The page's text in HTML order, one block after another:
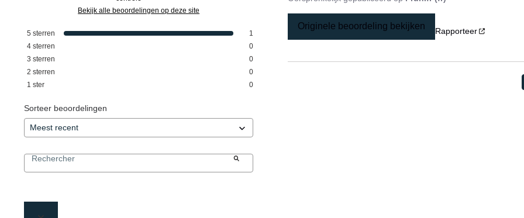
Bekijk alle beoordelingen op deze site
5 sterren
1
4 sterren
0
3 sterren
0
2 sterren
0
1 ster 0
Sorteer beoordelingen
Originele beoordeling bekijken Rapporteer